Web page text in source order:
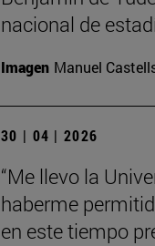
nacional de
Imagen Manuel
30 | 04 | 2026
“Me llevo la
haberme
en este tiempo